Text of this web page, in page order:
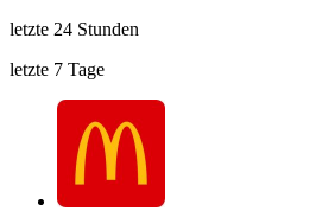
letzte 24 Stunden
letzte 7 Tage